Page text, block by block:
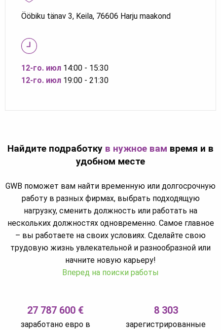
Ööbiku tänav 3, Keila, 76606 Harju maakond
12-го. июл 14:00 - 15:30
12-го. июл 19:00 - 21:30
Найдите подработку в нужное вам время и в
удобном месте
GWB поможет вам найти временную или долгосрочную
работу в разных фирмах, выбрать подходящую
нагрузку, сменить должность или работать на
нескольких должностях одновременно. Самое главное
– вы работаете на своих условиях. Сделайте свою
трудовую жизнь увлекательной и разнообразной или
начните новую карьеру!
Вперед на поиски работы
27 787 600 €
заработано евро в
8 303
зарегистрированные